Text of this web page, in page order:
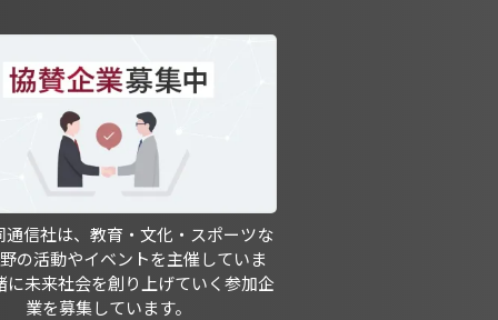
通信社は、教育・文化・スポーツな
の活動やイベントを主催していま
に未来社会を創り上げていく参加企
業を募集しています。